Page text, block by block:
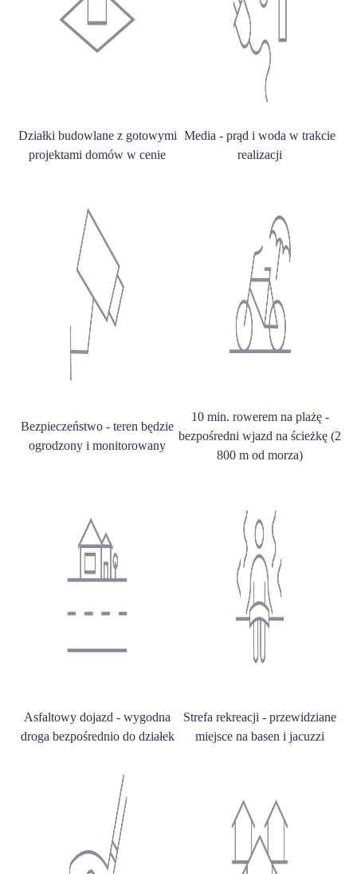
Działki budowlane z gotowymi
projektami domów w cenie
Media - prąd i woda w trakcie
realizacji
Bezpieczeństwo - teren będzie
ogrodzony i monitorowany
10 min. rowerem na plażę -
bezpośredni wjazd na ścieżkę (2
800 m od morza)
Asfaltowy dojazd - wygodna
droga bezpośrednio do działek
Strefa rekreacji - przewidziane
miejsce na basen i jacuzzi